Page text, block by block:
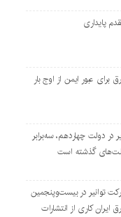
پایداری
برای عبور ایمن از اوج بار
در دولت چهاردهم، سه‌برابر
گذشته است
توانیر در بیست‌وپنجمین
ایران کاری از انتشارات